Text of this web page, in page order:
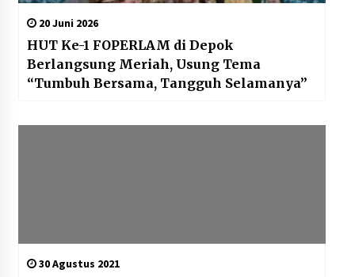
20 Juni 2026
HUT Ke-1 FOPERLAM di Depok
Berlangsung Meriah, Usung Tema
“Tumbuh Bersama, Tangguh Selamanya”
30 Agustus 2021